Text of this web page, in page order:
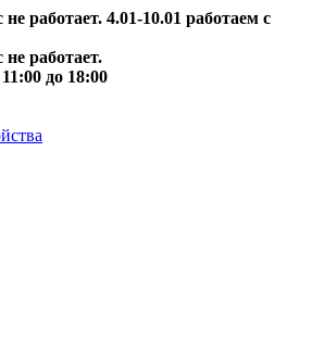
работает. 4.01-10.01 работаем с
работает.
до 18:00